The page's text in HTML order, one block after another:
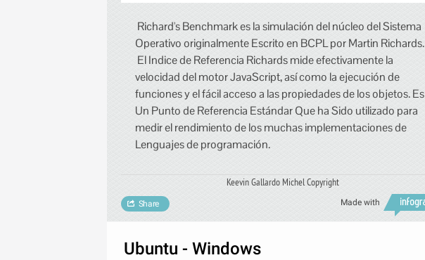
Richard's Benchmark es la simulación del núcleo del Sistema
Operativo originalmente Escrito en BCPL por Martin Richards.
El Indice de Referencia Richards mide efectivamente la
velocidad del motor JavaScript, así como la ejecución de
funciones y el fácil acceso a las propiedades de los objetos. Es
Un Punto de Referencia Estándar Que ha Sido utilizado para
medir el rendimiento de los muchas implementaciones de
Lenguajes de programación.
Keevin Gallardo Michel Copyright
Made with
Share
Ubuntu - Windows